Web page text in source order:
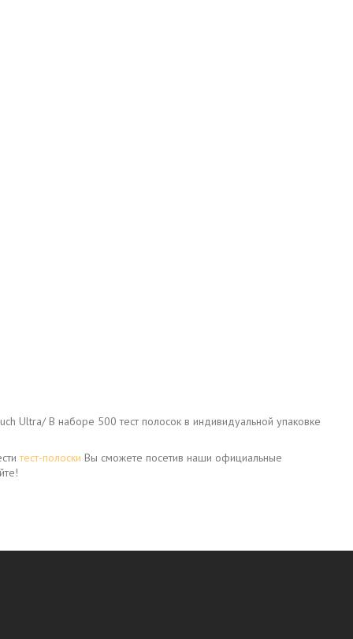
Ultra/ В наборе 500 тест полосок в индивидуальной упаковке
тест-полоски Вы сможете посетив наши официальные